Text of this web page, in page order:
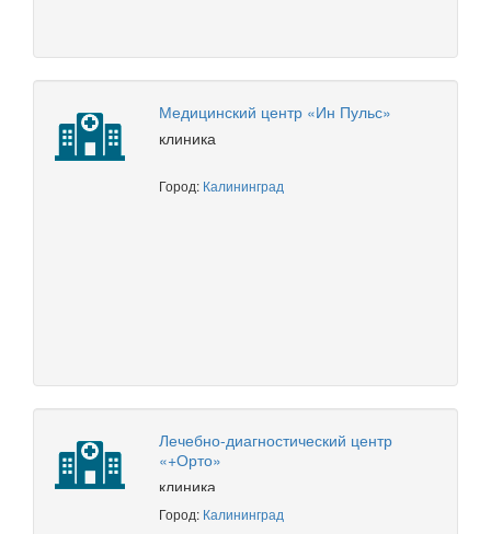
Медицинский центр «Ин Пульс»
клиника
Город: Калининград
Лечебно-диагностический центр
«+Орто»
клиника
Город: Калининград